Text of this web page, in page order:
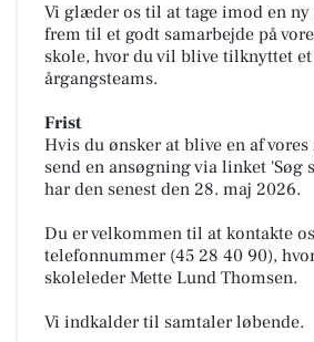
Vi glæder os til at tage imod en
frem til et godt samarbejde på
skole, hvor du vil blive tilknyttet et
årgangsteams.
Frist
Hvis du ønsker at blive en af
send en ansøgning via linket 'Søg
har den senest den 28. maj 2026.
Du er velkommen til at kontakte
telefonnummer (45 28 40 90),
skoleleder Mette Lund Thomsen.
Vi indkalder til samtaler løbende.